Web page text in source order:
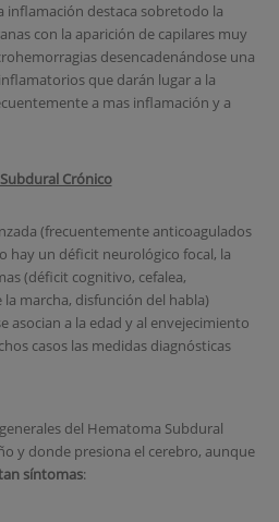
inflamación destaca sobretodo la
con la aparición de capilares muy
desencadenándose una
que darán lugar a la
a mas inflamación y a
Crónico
(frecuentemente anticoagulados
hay un déficit neurológico focal, la
(déficit cognitivo, cefalea,
marcha, disfunción del habla)
asocian a la edad y al envejecimiento
casos las medidas diagnósticas
del Hematoma Subdural
y donde presiona el cerebro, aunque
síntomas: